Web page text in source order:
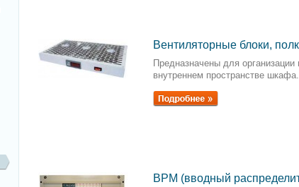
Вентиляторные блоки,
Предназначены для
внутреннем пространстве шкафа.
ВРМ (вводный